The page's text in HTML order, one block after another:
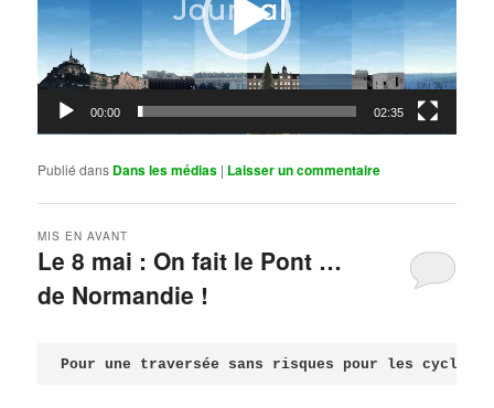
00:00 02:35
Publié dans Dans les médias | Laisser un commentaire
Le 8 mai : On fait le Pont …
de Normandie !
MIS EN AVANT
Pour une traversée sans risques pour les